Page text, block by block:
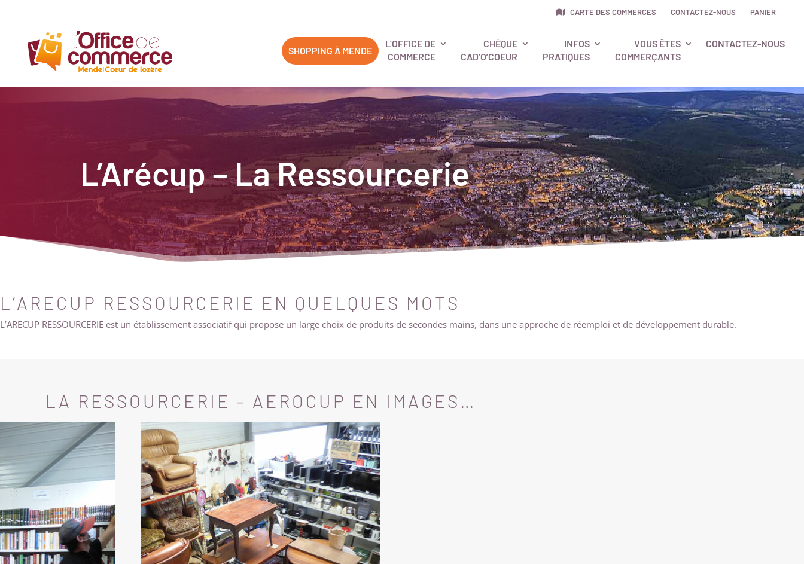
CARTE DES COMMERCES CONTACTEZ-NOUS PANIER
SHOPPING À MENDE
L’OFFICE DE
COMMERCE
CHÈQUE
CAD’O’COEUR
INFOS
PRATIQUES
VOUS ÊTES
COMMERÇANTS
CONTACTEZ-NOUS
L’Arécup – La Ressourcerie
L’ARECUP RESSOURCERIE EN QUELQUES MOTS
L’ARECUP RESSOURCERIE est un établissement associatif qui propose un large choix de produits de secondes mains, dans une approche de réemploi et de développement durable.
LA RESSOURCERIE – AEROCUP EN IMAGES…